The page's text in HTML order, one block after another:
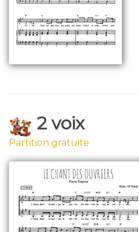
2 voix
Partition gratuite